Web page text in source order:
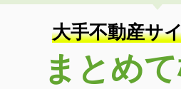
大手不動産サ
まとめて